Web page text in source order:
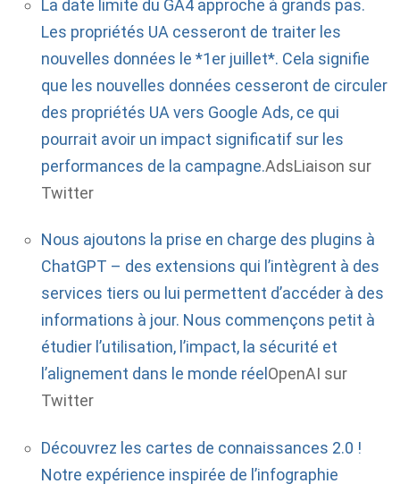
La date limite du GA4 approche à grands pas.
Les propriétés UA cesseront de traiter les
nouvelles données le *1er juillet*. Cela signifie
que les nouvelles données cesseront de circuler
des propriétés UA vers Google Ads, ce qui
pourrait avoir un impact significatif sur les
performances de la campagne.AdsLiaison sur
Twitter
Nous ajoutons la prise en charge des plugins à
ChatGPT – des extensions qui l’intègrent à des
services tiers ou lui permettent d’accéder à des
informations à jour. Nous commençons petit à
étudier l’utilisation, l’impact, la sécurité et
l’alignement dans le monde réel OpenAI sur
Twitter
Découvrez les cartes de connaissances 2.0 !
Notre expérience inspirée de l’infographie